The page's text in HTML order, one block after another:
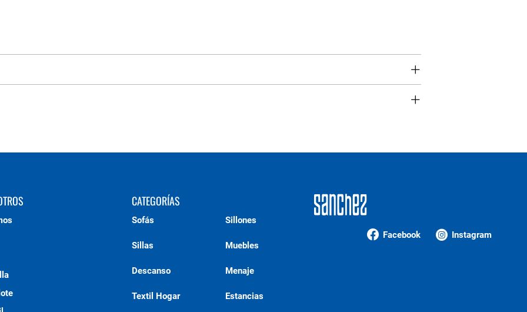
Facebook Instagram
CATEGORÍAS
Sofás Sillones
Sillas Muebles
Descanso Menaje
Textil Hogar Estancias